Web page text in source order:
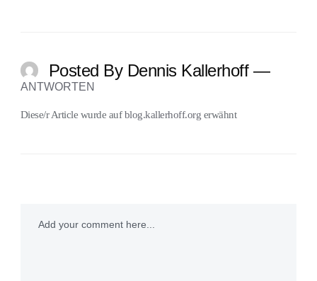
Posted By Dennis Kallerhoff —
ANTWORTEN
Diese/r Article wurde aufblog.kallerhoff.org erwähnt